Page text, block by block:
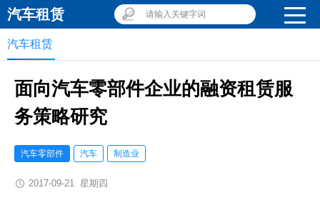
汽车租赁 请输入关键字词
汽车租赁
面向汽车零部件企业的融资租赁服
务策略研究
汽车零部件 汽车 制造业
2017-09-21 星期四